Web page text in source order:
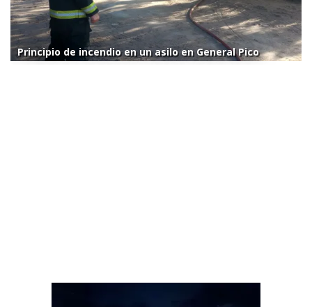
Principio de incendio en un asilo en General Pico